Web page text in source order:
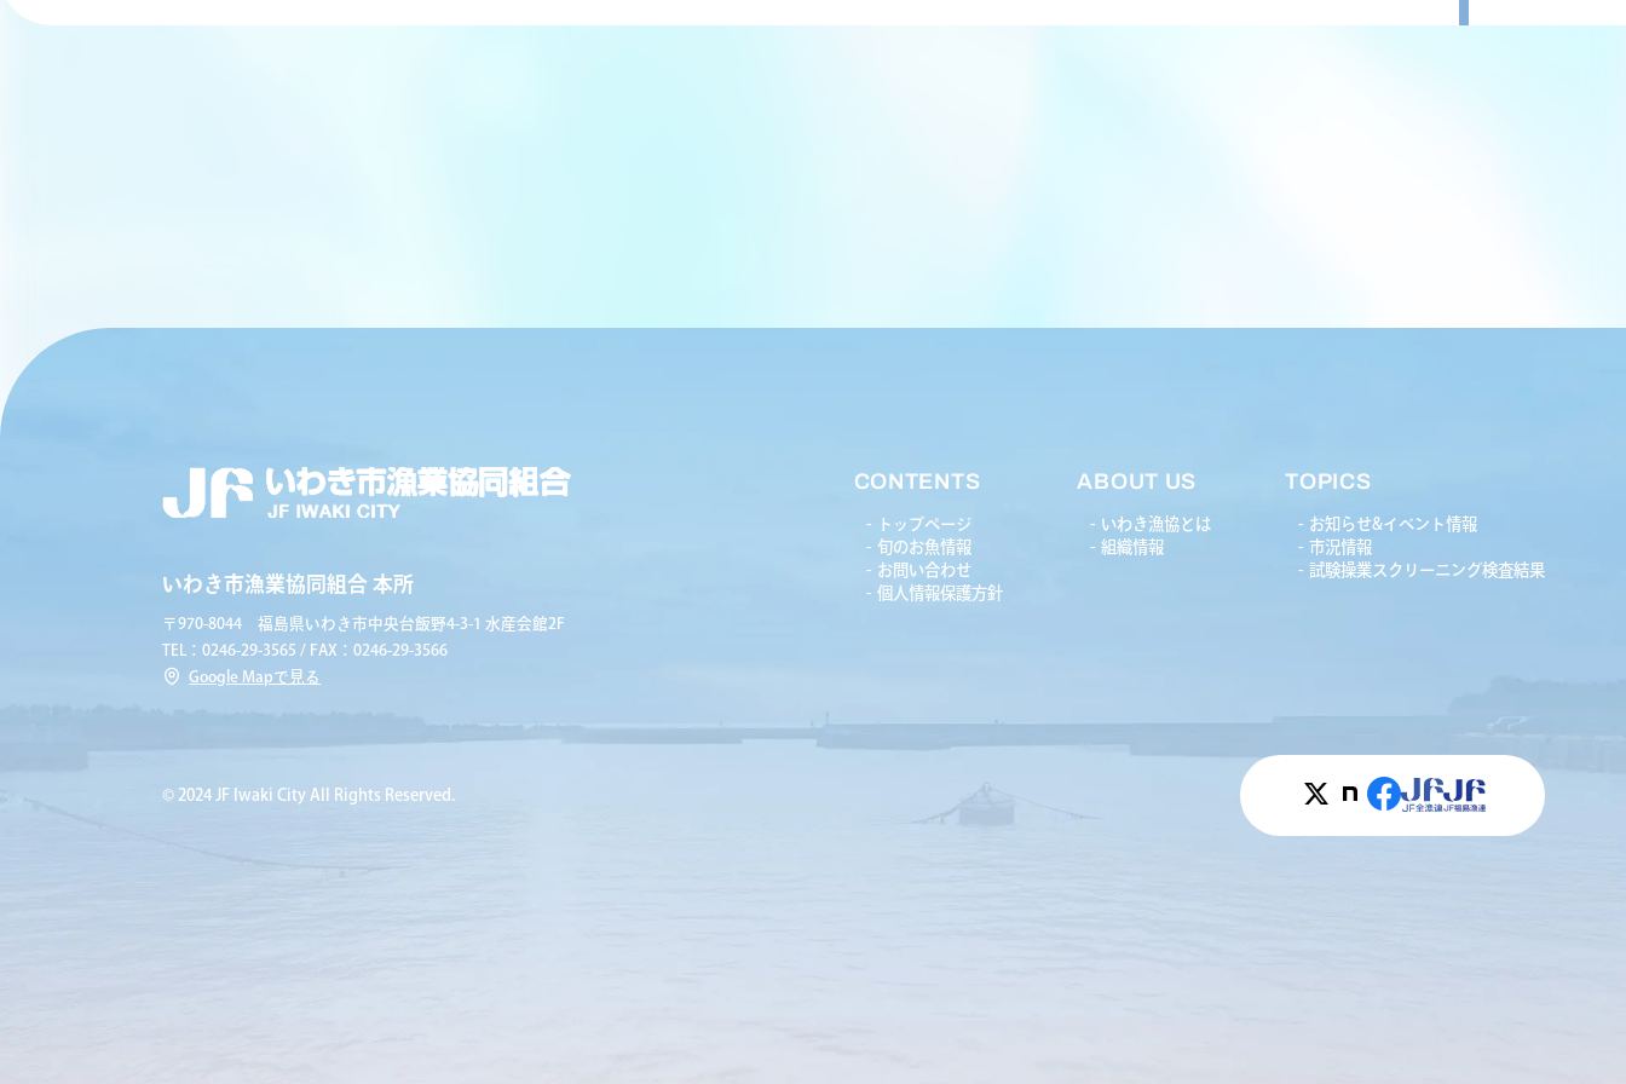
いわき市漁業協同組合 本所
〒970-8044 福島県いわき市中央台飯野4-3-1 水産会館2F
TEL：0246-29-3565 / FAX：0246-29-3566
Google Mapで見る
CONTENTS
トップページ
旬のお魚情報
お問い合わせ
個人情報保護方針
ABOUT US
いわき漁協とは
組織情報
TOPICS
お知らせ&イベント情報
市況情報
試験操業スクリーニング検査結果
© 2024 JF Iwaki City All Rights Reserved.